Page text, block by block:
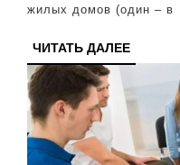
жилых домов (один – в
ЧИТАТЬ ДАЛЕЕЧИТАТЬ
ДАЛЕЕ